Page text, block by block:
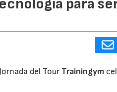
para
del Tour Trainingym